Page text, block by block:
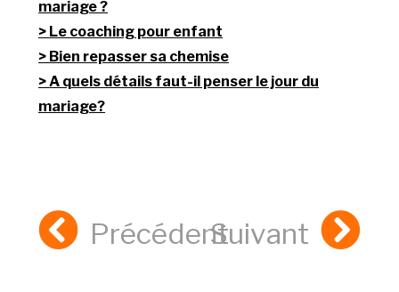
mariage ?
Le coaching pour enfant
Bien repasser sa chemise
A quels détails faut-il penser le jour du
mariage?
PrécédentSuivant